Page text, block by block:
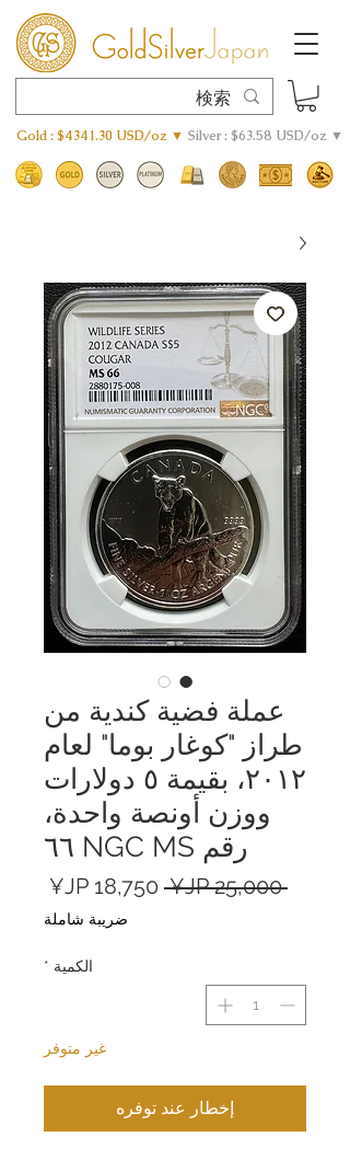
Gold : $4341.30 USD/oz ▼ Silver : $63.58 USD/oz ▼
عملة فضية كندية من
طراز "كوغار بوما" لعام
٢٠١٢، بقيمة ٥ دولارات
ووزن أونصة واحدة،
رقم NGC MS ٦٦
‏25,000 JP¥
سعر
عادي
البيعضريبة شاملة
الكمية *
غير متوفر
إخطار عند توفره